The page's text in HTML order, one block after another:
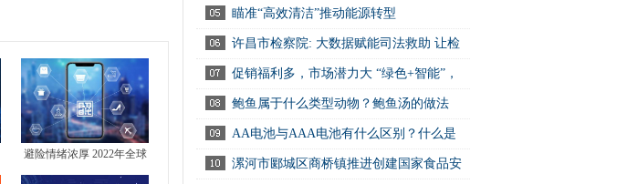
避险情绪浓厚 2022年全球
豪宅均价上涨5.2%
瞄准“高效清洁”推动能源转型
许昌市检察院: 大数据赋能司法救助 让检
察关爱可感可触可及
促销福利多，市场潜力大 “绿色+智能”，
家电消费新选择
鲍鱼属于什么类型动物？鲍鱼汤的做法
AA电池与AAA电池有什么区别？什么是
AA电池？ 快资讯
漯河市郾城区商桥镇推进创建国家食品安